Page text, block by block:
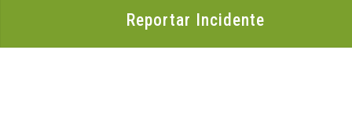
Reportar Incidente